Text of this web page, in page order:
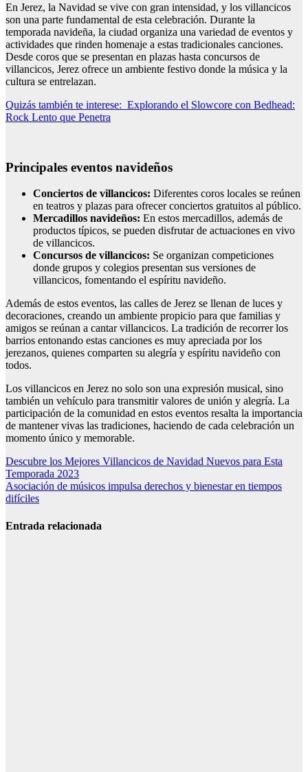
En Jerez, la Navidad se vive con gran intensidad, y los villancicos
son una parte fundamental de esta celebración. Durante la
temporada navideña, la ciudad organiza una variedad de eventos y
actividades que rinden homenaje a estas tradicionales canciones.
Desde coros que se presentan en plazas hasta concursos de
villancicos, Jerez ofrece un ambiente festivo donde la música y la
cultura se entrelazan.
Quizás también te interese: Explorando el Slowcore con Bedhead:
Rock Lento que Penetra
Principales eventos navideños
Conciertos de villancicos: Diferentes coros locales se reúnen
en teatros y plazas para ofrecer conciertos gratuitos al público.
Mercadillos navideños: En estos mercadillos, además de
productos típicos, se pueden disfrutar de actuaciones en vivo
de villancicos.
Concursos de villancicos: Se organizan competiciones
donde grupos y colegios presentan sus versiones de
villancicos, fomentando el espíritu navideño.
Además de estos eventos, las calles de Jerez se llenan de luces y
decoraciones, creando un ambiente propicio para que familias y
amigos se reúnan a cantar villancicos. La tradición de recorrer los
barrios entonando estas canciones es muy apreciada por los
jerezanos, quienes comparten su alegría y espíritu navideño con
todos.
Los villancicos en Jerez no solo son una expresión musical, sino
también un vehículo para transmitir valores de unión y alegría. La
participación de la comunidad en estos eventos resalta la importancia
de mantener vivas las tradiciones, haciendo de cada celebración un
momento único y memorable.
Navegación
de
entradas
Descubre los Mejores Villancicos de Navidad Nuevos para Esta
Temporada 2023
Asociación de músicos impulsa derechos y bienestar en tiempos
difíciles
Entrada relacionada